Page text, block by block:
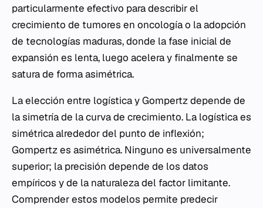
particularmente efectivo para describir el
crecimiento de tumores en oncología o la adopción
de tecnologías maduras, donde la fase inicial de
expansión es lenta, luego acelera y finalmente se
satura de forma asimétrica.
La elección entre logística y Gompertz depende de
la simetría de la curva de crecimiento. La logística es
simétrica alrededor del punto de inflexión;
Gompertz es asimétrica. Ninguno es universalmente
superior; la precisión depende de los datos
empíricos y de la naturaleza del factor limitante.
Comprender estos modelos permite predecir